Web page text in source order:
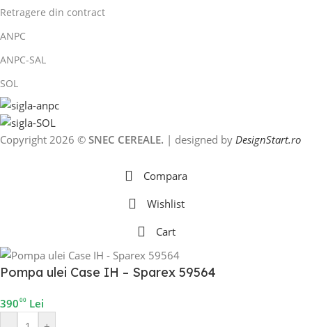
Retragere din contract
ANPC
ANPC-SAL
SOL
Copyright 2026 © SNEC CEREALE. | designed by DesignStart.ro
Compara
Wishlist
Cart
Pompa ulei Case IH – Sparex 59564
39000 Lei